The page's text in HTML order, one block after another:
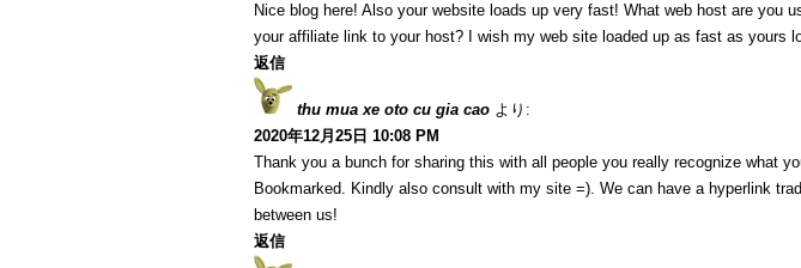
Nice blog here! Also your website loads up very fast! What web host are you
your affiliate link to your host? I wish my web site loaded up as fast as yours
返信
thu mua xe oto cu gia cao より:
2020年12月25日 10:08 PM
Thank you a bunch for sharing this with all people you really recognize what
Bookmarked. Kindly also consult with my site =). We can have a hyperlink
between us!
返信